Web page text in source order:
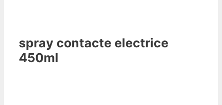
spray contacte electrice
450ml